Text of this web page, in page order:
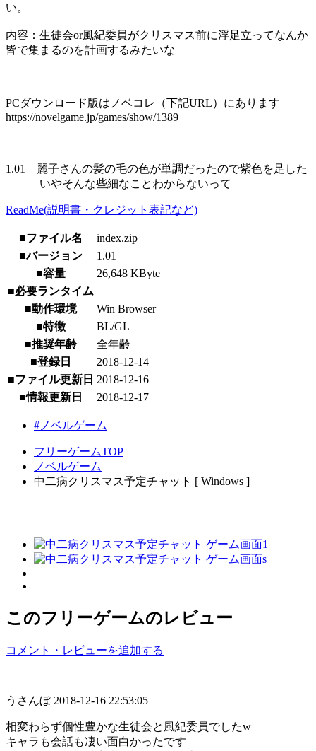
い。
内容：生徒会or風紀委員がクリスマス前に浮足立ってなんか
皆で集まるのを計画するみたいな
―――――――――
PCダウンロード版はノベコレ（下記URL）にあります
https://novelgame.jp/games/show/1389
―――――――――
1.01 麗子さんの髪の毛の色が単調だったので紫色を足した
いやそんな些細なことわからないって
ReadMe(説明書・クレジット表記など)
■ファイル名
index.zip
■バージョン
1.01
■容量
26,648 KByte
■必要ランタイム
■動作環境
Win Browser
■特徴
BL/GL
■推奨年齢
全年齢
■登録日
2018-12-14
■ファイル更新日 2018-12-16
■情報更新日
2018-12-17
#ノベルゲーム
フリーゲームTOP
ノベルゲーム
中二病クリスマス予定チャット [ Windows ]
このフリーゲームのレビュー
コメント・レビューを追加する
うさんぼ 2018-12-16 22:53:05
相変わらず個性豊かな生徒会と風紀委員でしたw
キャラも会話も凄い面白かったです